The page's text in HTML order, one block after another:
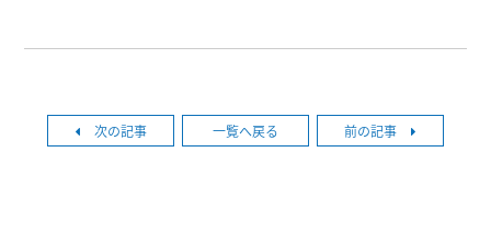
次の記事 一覧へ戻る 前の記事